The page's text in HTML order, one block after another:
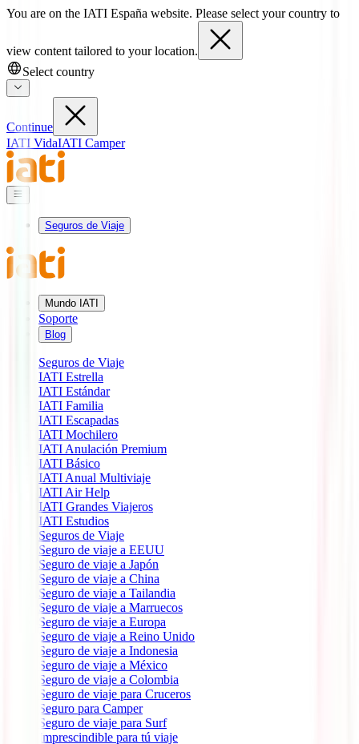
You are on the IATI España website. Please select your country to
view content tailored to your location.
Select country
Continue
IATI VidaIATI Camper
Seguros de Viaje
Mundo IATI
Soporte
Blog
Seguros de Viaje
IATI Estrella
IATI Estándar
IATI Familia
IATI Escapadas
IATI Mochilero
IATI Anulación Premium
IATI Básico
IATI Anual Multiviaje
IATI Air Help
IATI Grandes Viajeros
IATI Estudios
Seguros de Viaje
Seguro de viaje a EEUU
Seguro de viaje a Japón
Seguro de viaje a China
Seguro de viaje a Tailandia
Seguro de viaje a Marruecos
Seguro de viaje a Europa
Seguro de viaje a Reino Unido
Seguro de viaje a Indonesia
Seguro de viaje a México
Seguro de viaje a Colombia
Seguro de viaje para Cruceros
Seguro para Camper
Seguro de viaje para Surf
Imprescindible para tú viaje